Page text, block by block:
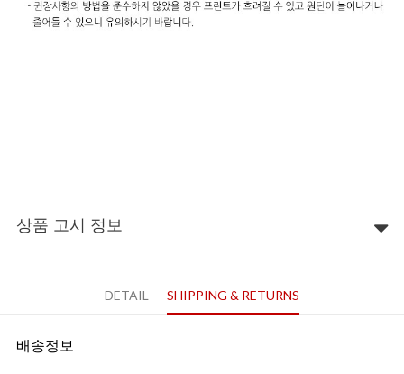
상품 고시 정보
DETAIL SHIPPING & RETURNS
배송정보